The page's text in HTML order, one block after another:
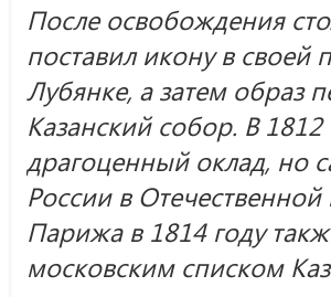
После освобождения
поставил икону в своей
Лубянке, а затем образ
Казанский собор. В
драгоценный оклад, но
России в
Парижа в 1814 году
московским списком